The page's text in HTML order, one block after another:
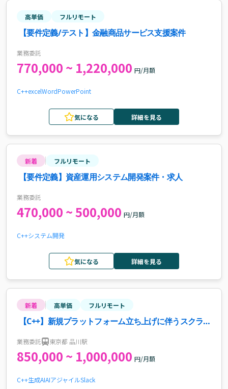
高単価 フルリモート
【要件定義/テスト】金融商品サービス支援案件
業務委託
770,000 ~ 1,220,000 円/月額
C++excelWordPowerPoint
気になる 詳細を見る
新着 フルリモート
【要件定義】資産運用システム開発案件・求人
業務委託
470,000 ~ 500,000 円/月額
C++システム開発
気になる 詳細を見る
新着 高単価 フルリモート
【C++】新規プラットフォーム立ち上げに伴うスクラム
業務委託 東京都 品川駅
850,000 ~ 1,000,000 円/月額
C++生成AIAIアジャイルSlack